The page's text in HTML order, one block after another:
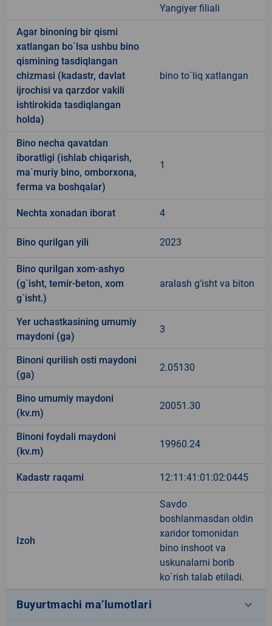
Yangiyer filiali
Agar binoning bir qismi
xatlangan bo`lsa ushbu bino
qismining tasdiqlangan
chizmasi (kadastr, davlat
ijrochisi va qarzdor vakili
ishtirokida tasdiqlangan
holda)
bino to`liq xatlangan
Bino necha qavatdan
iboratligi (ishlab chiqarish,
ma`muriy bino, omborxona,
ferma va boshqalar)
1
Nechta xonadan iborat 4
Bino qurilgan yili 2023
Bino qurilgan xom-ashyo
(g`isht, temir-beton, xom
g`isht.)
aralash g'isht va biton
Yer uchastkasining umumiy
maydoni (ga)
3
Binoni qurilish osti maydoni
(ga)
2.05130
Bino umumiy maydoni
(kv.m)
20051.30
Binoni foydali maydoni
(kv.m)
19960.24
Kadastr raqami 12:11:41:01:02:0445
Izoh
Savdo
boshlanmasdan oldin
xaridor tomonidan
bino inshoot va
uskunalarni borib
ko`rish talab etiladi.
Buyurtmachi ma’lumotlari keyboard_arrow_down